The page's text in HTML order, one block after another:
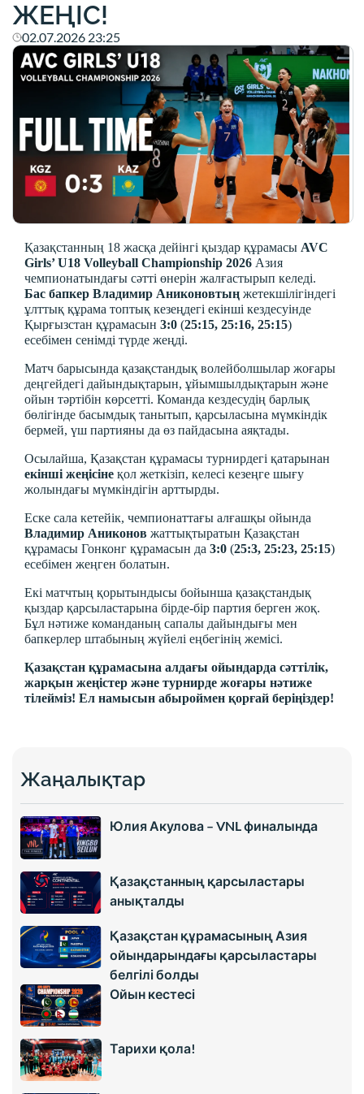
ЖЕҢІС!
02.07.2026 23:25
Қазақстанның 18 жасқа дейінгі қыздар құрамасы AVC
Girls’ U18 Volleyball Championship 2026 Азия
чемпионатындағы сәтті өнерін жалғастырып келеді.
Бас бапкер Владимир Аниконовтың жетекшілігіндегі
ұлттық құрама топтық кезеңдегі екінші кездесуінде
Қырғызстан құрамасын 3:0 (25:15, 25:16, 25:15)
есебімен сенімді түрде жеңді.
Матч барысында қазақстандық волейболшылар жоғары
деңгейдегі дайындықтарын, ұйымшылдықтарын және
ойын тәртібін көрсетті. Команда кездесудің барлық
бөлігінде басымдық танытып, қарсыласына мүмкіндік
бермей, үш партияны да өз пайдасына аяқтады.
Осылайша, Қазақстан құрамасы турнирдегі қатарынан
екінші жеңісіне қол жеткізіп, келесі кезеңге шығу
жолындағы мүмкіндігін арттырды.
Еске сала кетейік, чемпионаттағы алғашқы ойында
Владимир Аниконов жаттықтыратын Қазақстан
құрамасы Гонконг құрамасын да 3:0 (25:3, 25:23, 25:15)
есебімен жеңген болатын.
Екі матчтың қорытындысы бойынша қазақстандық
қыздар қарсыластарына бірде-бір партия берген жоқ.
Бұл нәтиже команданың сапалы дайындығы мен
бапкерлер штабының жүйелі еңбегінің жемісі.
Қазақстан құрамасына алдағы ойындарда сәттілік,
жарқын жеңістер және турнирде жоғары нәтиже
тілейміз! Ел намысын абыроймен қорғай беріңіздер!
Жаңалықтар
Юлия Акулова – VNL финалында
Қазақстанның қарсыластары
анықталды
Қазақстан құрамасының Азия
ойындарындағы қарсыластары
белгілі болды
Ойын кестесі
Тарихи қола!